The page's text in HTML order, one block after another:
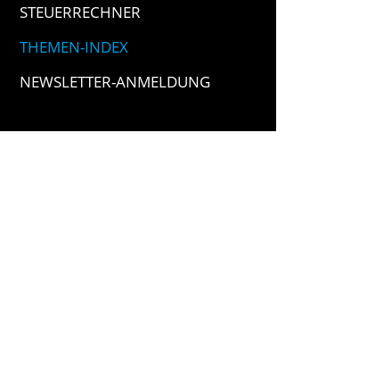
STEUERRECHNER
THEMEN-INDEX
NEWSLETTER-ANMELDUNG